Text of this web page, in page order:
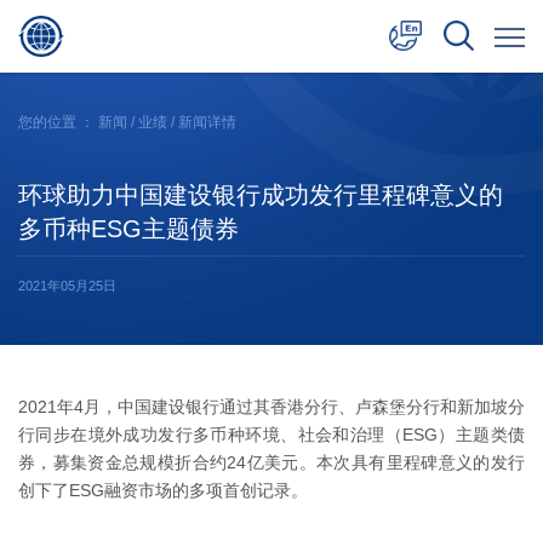
日本語
您的位置 ： 新闻 / 业绩 / 新闻详情
环球助力中国建设银行成功发行里程碑意义的
多币种ESG主题债券
2021年05月25日
2021年4月，中国建设银行通过其香港分行、卢森堡分行和新加坡分
行同步在境外成功发行多币种环境、社会和治理（ESG）主题类债
券，募集资金总规模折合约24亿美元。本次具有里程碑意义的发行
创下了ESG融资市场的多项首创记录。